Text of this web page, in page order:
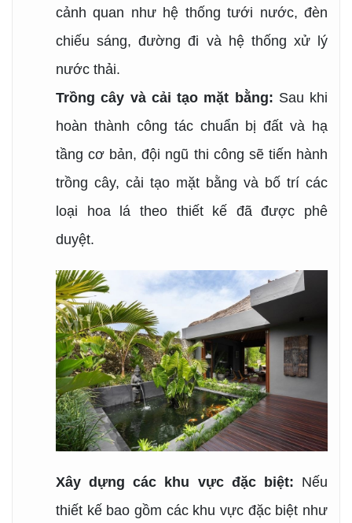
cảnh quan như hệ thống tưới nước, đèn
chiếu sáng, đường đi và hệ thống xử lý
nước thải.
Trồng cây và cải tạo mặt bằng: Sau khi
hoàn thành công tác chuẩn bị đất và hạ
tầng cơ bản, đội ngũ thi công sẽ tiến hành
trồng cây, cải tạo mặt bằng và bố trí các
loại hoa lá theo thiết kế đã được phê
duyệt.
Xây dựng các khu vực đặc biệt: Nếu
thiết kế bao gồm các khu vực đặc biệt như